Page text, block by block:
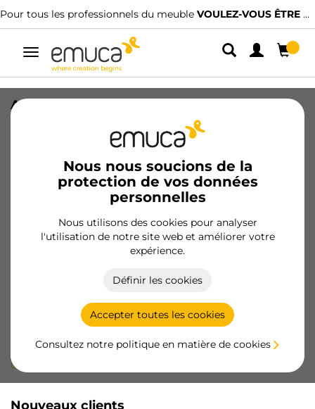
Pour tous les professionnels du meuble VOULEZ-VOUS ÊTRE CLIENT ?
Alterner
navigation
Nous nous soucions de la
protection de vos données
personnelles
Nous utilisons des cookies pour analyser
l'utilisation de notre site web et améliorer votre
expérience.
Définir les cookies
Accepter toutes les cookies
Consultez notre politique en matière de cookies
Accès client
Pour accéder à votre compte, veuillez saisir l’adresse
électronique que nous avons enregistrée dans notre
S’identifier
Vous avez oublié votre mot de passe ?
Si vous ne vous en souvenez pas, veuillez contacter notre
Clientèle
Nouveaux clients